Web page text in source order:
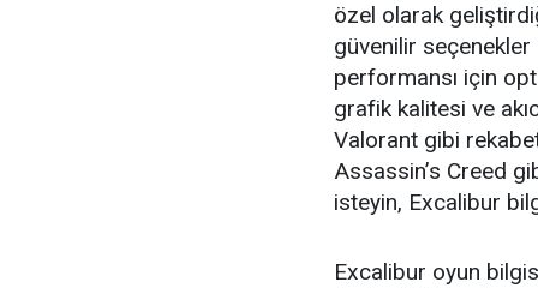
özel olarak
güvenilir seçenekler
performansı için
grafik kalitesi ve
Valorant gibi
Assassin’s Creed
isteyin, Excalibur
Excalibur oyun